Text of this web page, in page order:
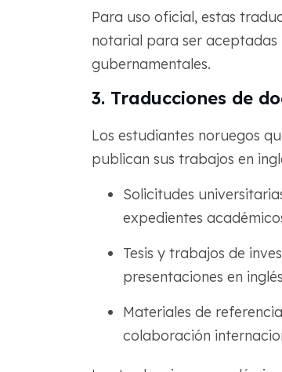
Para uso oficial, estas
notarial para ser aceptadas
gubernamentales.
3. Traducciones de
Los estudiantes noruegos
publican sus trabajos en
Solicitudes
expedientes
Tesis y trabajos de
presentaciones en
Materiales de
colaboración